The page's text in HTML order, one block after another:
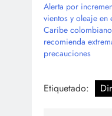
Alerta por
vientos y oleaje en
Caribe
recomienda
precauciones
Etiquetado: